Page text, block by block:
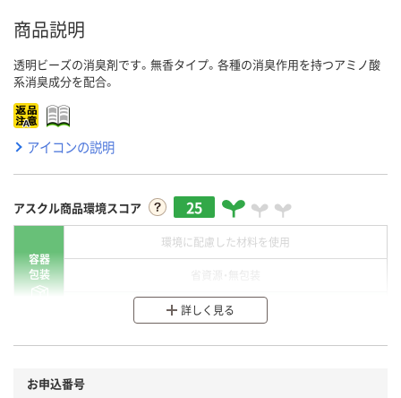
商品説明
透明ビーズの消臭剤です。無香タイプ。各種の消臭作用を持つアミノ酸
系消臭成分を配合。
アイコンの説明
アスクル商品環境スコア 25
容器
包装
環境に配慮した材料を使用
分別・リサイクルしやすい設計
本体
詳しく見る
お申込番号